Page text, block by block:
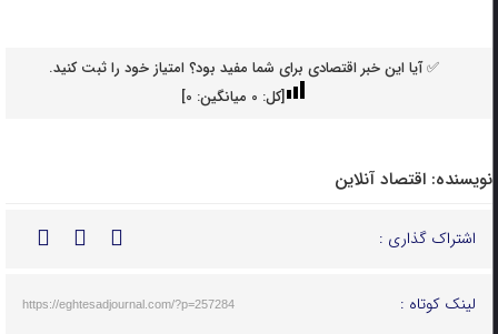
✅ آیا این خبر اقتصادی برای شما مفید بود؟ امتیاز خود را ثبت کنید.
[کل: 0میانگین: 0
]
نویسنده: اقتصاد آنلاین
اشتراک گذاری :
لینک کوتاه : https://eghtesadjournal.com/?p=257284